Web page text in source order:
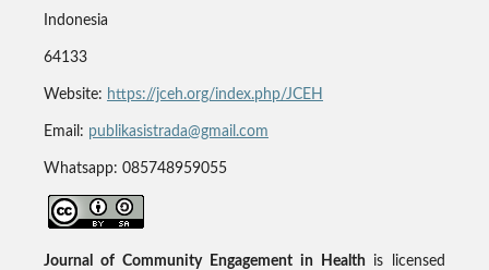
Indonesia
64133
Website: https://jceh.org/index.php/JCEH
Email: publikasistrada@gmail.com
Whatsapp: 085748959055
Journal of Community Engagement in Health is licensed